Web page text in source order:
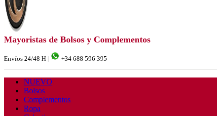
Mayoristas de Bolsos y Complementos
Envíos 24/48 H | +34 688 596 395
NUEVO
Bolsos
Complementos
Ropa